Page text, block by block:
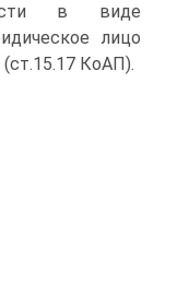
в виде
лицо
КоАП).